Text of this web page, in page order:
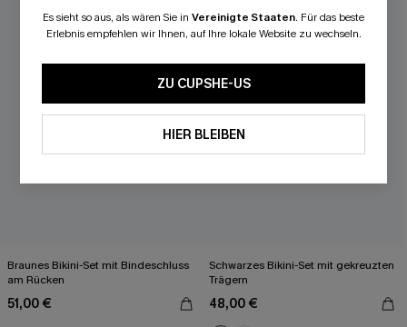
Braunes Bikini-Set mit Bindeschluss
am Rücken
51,00 €
Schwarzes Bikini-Set mit gekreuzten
Trägern
48,00 €
Es sieht so aus, als wären Sie in Vereinigte Staaten. Für das beste
Erlebnis empfehlen wir Ihnen, auf Ihre lokale Website zu wechseln.
ZU CUPSHE-US
HIER BLEIBEN